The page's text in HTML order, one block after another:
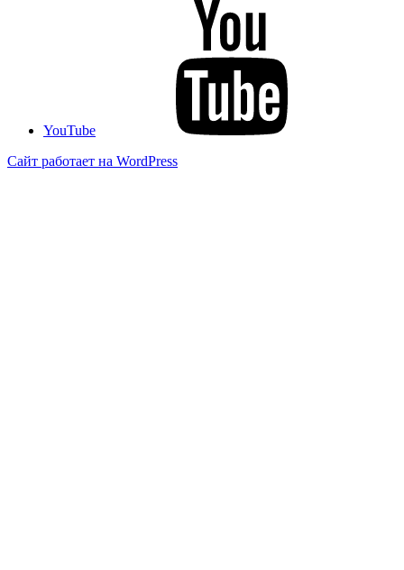
YouTube
Сайт работает на WordPress